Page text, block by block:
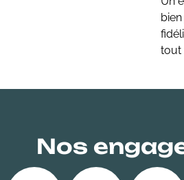
tout
Nos